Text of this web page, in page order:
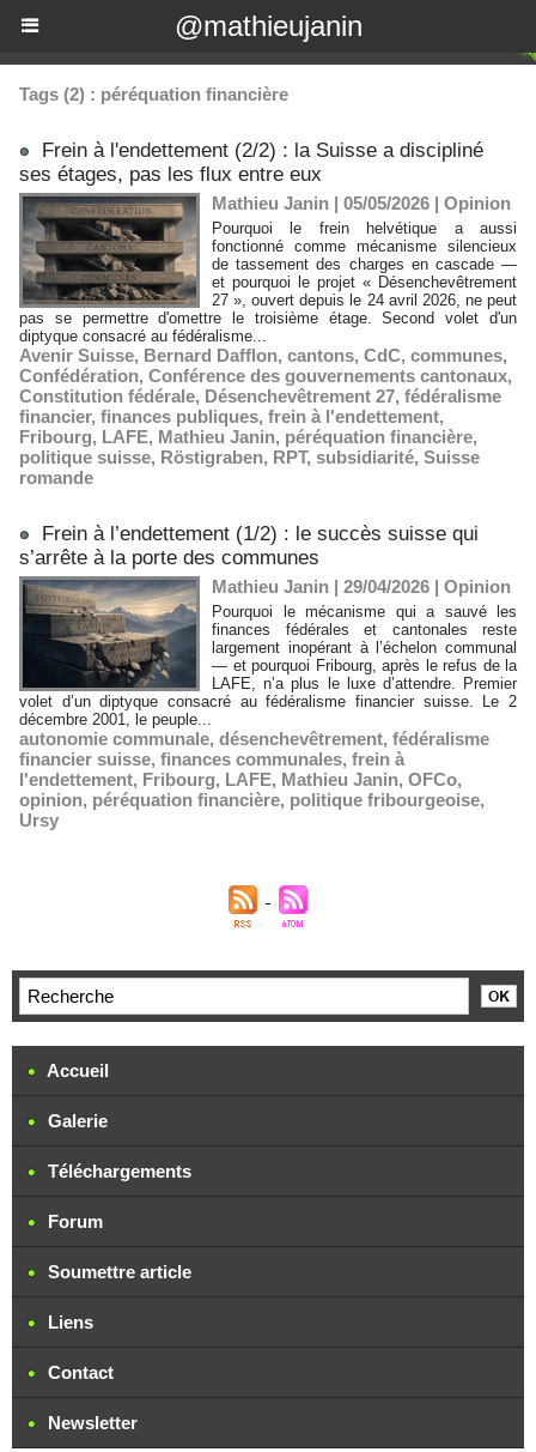
@mathieujanin
Tags (2) : péréquation financière
Frein à l'endettement (2/2) : la Suisse a discipliné
ses étages, pas les flux entre eux
Mathieu Janin | 05/05/2026 | Opinion
Pourquoi le frein helvétique a aussi
fonctionné comme mécanisme silencieux
de tassement des charges en cascade —
et pourquoi le projet « Désenchevêtrement
27 », ouvert depuis le 24 avril 2026, ne peut
pas se permettre d'omettre le troisième étage. Second volet d'un
diptyque consacré au fédéralisme...
Avenir Suisse, Bernard Dafflon, cantons, CdC, communes,
Confédération, Conférence des gouvernements cantonaux,
Constitution fédérale, Désenchevêtrement 27, fédéralisme
financier, finances publiques, frein à l'endettement,
Fribourg, LAFE, Mathieu Janin, péréquation financière,
politique suisse, Röstigraben, RPT, subsidiarité, Suisse
romande
Frein à l’endettement (1/2) : le succès suisse qui
s’arrête à la porte des communes
Mathieu Janin | 29/04/2026 | Opinion
Pourquoi le mécanisme qui a sauvé les
finances fédérales et cantonales reste
largement inopérant à l’échelon communal
— et pourquoi Fribourg, après le refus de la
LAFE, n’a plus le luxe d’attendre. Premier
volet d’un diptyque consacré au fédéralisme financier suisse. Le 2
décembre 2001, le peuple...
autonomie communale, désenchevêtrement, fédéralisme
financier suisse, finances communales, frein à
l'endettement, Fribourg, LAFE, Mathieu Janin, OFCo,
opinion, péréquation financière, politique fribourgeoise,
Ursy
Accueil
Galerie
Téléchargements
Forum
Soumettre article
Liens
Contact
Newsletter